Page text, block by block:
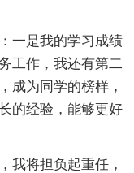
一是我的学习成绩
工作，我还有第二
成为同学的榜样，
的经验，能够更好
我将担负起重任，